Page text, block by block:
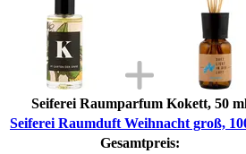
Seiferei Raumparfum Kokett, 50
Seiferei Raumduft Weihnacht groß,
Gesamtpreis: